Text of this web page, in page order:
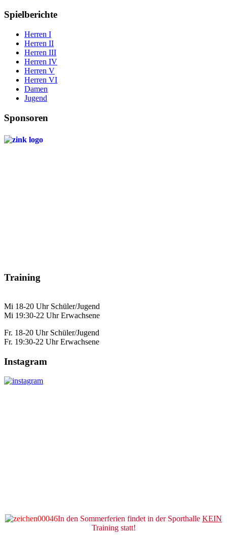
Spielberichte
Herren I
Herren II
Herren III
Herren IV
Herren V
Herren VI
Damen
Jugend
Sponsoren
Training
Mi 18-20 Uhr Schüler/Jugend
Mi 19:30-22 Uhr Erwachsene
Fr. 18-20 Uhr Schüler/Jugend
Fr. 19:30-22 Uhr Erwachsene
Instagram
In den Sommerferien findet in der Sporthalle KEIN
Training statt!